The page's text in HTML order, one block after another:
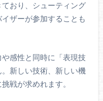
おり、シューティング
ザーが参加することも
感性と同時に「表現技
新しい技術、新しい機
戦が求めれます。